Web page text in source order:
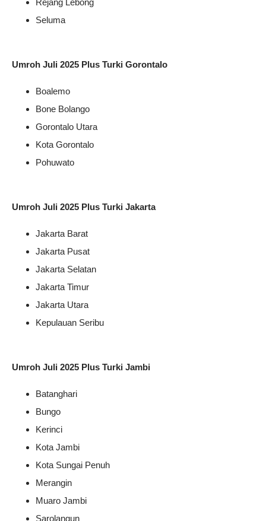
Rejang Lebong
Seluma
Umroh Juli 2025 Plus Turki Gorontalo
Boalemo
Bone Bolango
Gorontalo Utara
Kota Gorontalo
Pohuwato
Umroh Juli 2025 Plus Turki Jakarta
Jakarta Barat
Jakarta Pusat
Jakarta Selatan
Jakarta Timur
Jakarta Utara
Kepulauan Seribu
Umroh Juli 2025 Plus Turki Jambi
Batanghari
Bungo
Kerinci
Kota Jambi
Kota Sungai Penuh
Merangin
Muaro Jambi
Sarolangun